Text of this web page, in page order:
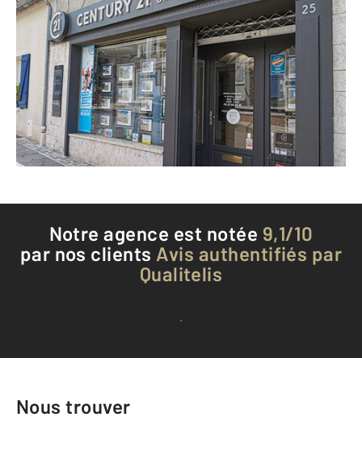
CENTURY 21 Universal Demeure
25 rue Bourgeoise
EPERNON - 28230
Envoyer un message
Téléphoner à l'agence
Notre agence est notée 9,1/10
par nos clients Avis authentifiés par
Qualitelis
Voir tous les avis clients
Nous trouver